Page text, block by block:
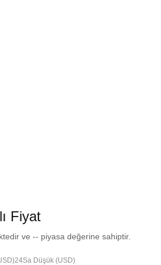
Fiyat
ve -- piyasa değerine sahiptir.
24Sa Düşük (USD)